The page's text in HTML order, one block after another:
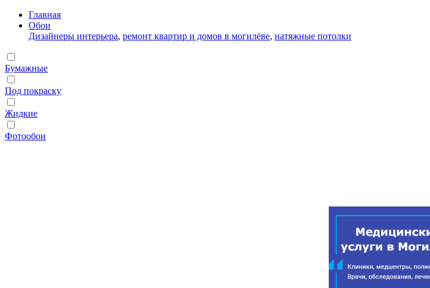
Главная
Обои
Дизайнеры интерьера, ремонт квартир и домов в могилёве, натяжные потолки
Бумажные
Под покраску
Жидкие
Фотообои